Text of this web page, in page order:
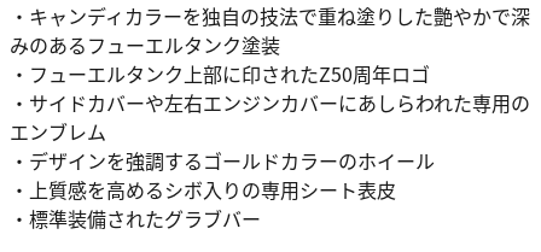
・キャンディカラーを独自の技法で重ね塗りした艶やかで深
みのあるフューエルタンク塗装
・フューエルタンク上部に印されたZ50周年ロゴ
・サイドカバーや左右エンジンカバーにあしらわれた専用の
エンブレム
・デザインを強調するゴールドカラーのホイール
・上質感を高めるシボ入りの専用シート表皮
・標準装備されたグラブバー